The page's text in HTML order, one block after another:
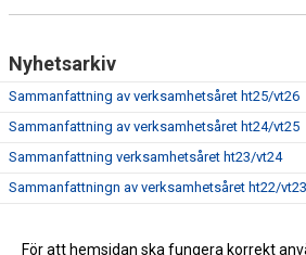
Nyhetsarkiv
Sammanfattning av verksamhetsåret ht25/vt26
Sammanfattning av verksamhetsåret ht24/vt25
Sammanfattning verksamhetsåret ht23/vt24
Sammanfattningn av verksamhetsåret ht22/vt23
Katrineholmscupen 24/10
För att hemsidan ska fungera korrekt